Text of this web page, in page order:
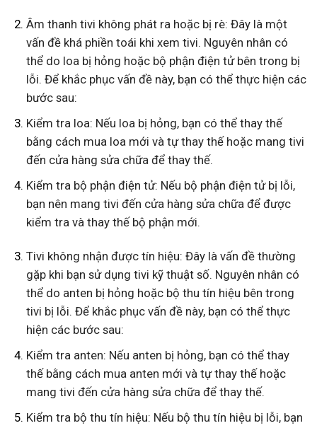
Âm thanh tivi không phát ra hoặc bị rè: Đây là một
vấn đề khá phiền toái khi xem tivi. Nguyên nhân có
thể do loa bị hỏng hoặc bộ phận điện tử bên trong bị
lỗi. Để khắc phục vấn đề này, bạn có thể thực hiện các
bước sau:
Kiểm tra loa: Nếu loa bị hỏng, bạn có thể thay thế
bằng cách mua loa mới và tự thay thế hoặc mang tivi
đến cửa hàng sửa chữa để thay thế.
Kiểm tra bộ phận điện tử: Nếu bộ phận điện tử bị lỗi,
bạn nên mang tivi đến cửa hàng sửa chữa để được
kiểm tra và thay thế bộ phận mới.
Tivi không nhận được tín hiệu: Đây là vấn đề thường
gặp khi bạn sử dụng tivi kỹ thuật số. Nguyên nhân có
thể do anten bị hỏng hoặc bộ thu tín hiệu bên trong
tivi bị lỗi. Để khắc phục vấn đề này, bạn có thể thực
hiện các bước sau:
Kiểm tra anten: Nếu anten bị hỏng, bạn có thể thay
thế bằng cách mua anten mới và tự thay thế hoặc
mang tivi đến cửa hàng sửa chữa để thay thế.
Kiểm tra bộ thu tín hiệu: Nếu bộ thu tín hiệu bị lỗi, bạn